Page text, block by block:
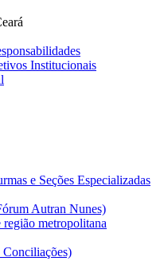
Institucionais
e Seções Especializadas
Autran Nunes)
metropolitana
Conciliações)